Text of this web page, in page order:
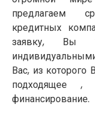
предлагаем
кредитных
заявку, Вы
Вас, из которого
подходящее ,
финансирование.